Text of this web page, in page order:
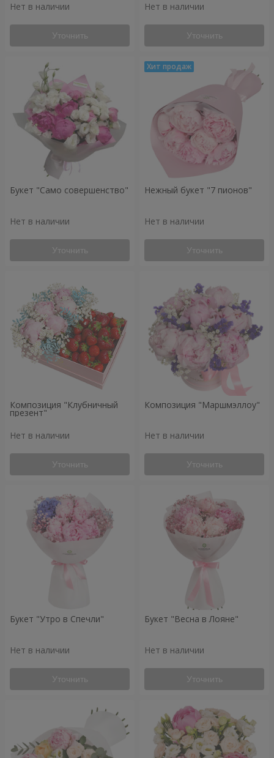
Нет в наличии
Уточнить
Нет в наличии
Уточнить
Букет "Само совершенство"
Нет в наличии
Уточнить
Нежный букет "7 пионов"
Нет в наличии
Уточнить
Композиция "Клубничный
презент"
Нет в наличии
Уточнить
Композиция "Маршмэллоу"
Нет в наличии
Уточнить
Букет "Утро в Спечли"
Нет в наличии
Уточнить
Букет "Весна в Лояне"
Нет в наличии
Уточнить